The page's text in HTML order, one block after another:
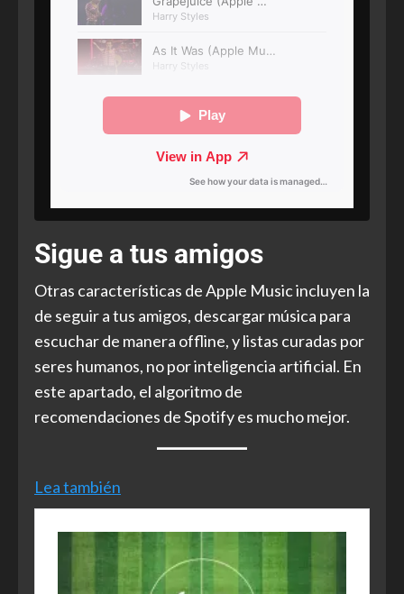
Sigue a tus amigos
Otras características de Apple Music incluyen la
de seguir a tus amigos, descargar música para
escuchar de manera offline, y listas curadas por
seres humanos, no por inteligencia artificial. En
este apartado, el algoritmo de
recomendaciones de Spotify es mucho mejor.
Lea también